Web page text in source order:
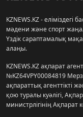
KZNEWS.KZ - еліміздегі
мәдени және спорт
Үздік сараптамалық
алаңы.
KZNEWS.KZ ақпарат
№KZ64VPY00084819
ақпараттық агенттікті
қою туралы куәлігі,
министрлігінің Ақпарат